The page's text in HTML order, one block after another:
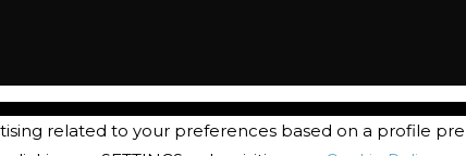
related to your preferences based on a profile